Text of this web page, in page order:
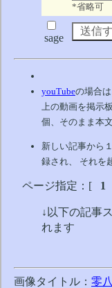
*省略可
sage
youTubeの場合
上の動画を掲示
個、そのまま本
新しい記事から
録され、 それを
ページ指定：[ 1
↓以下の記事
れます
画像タイトル： 零